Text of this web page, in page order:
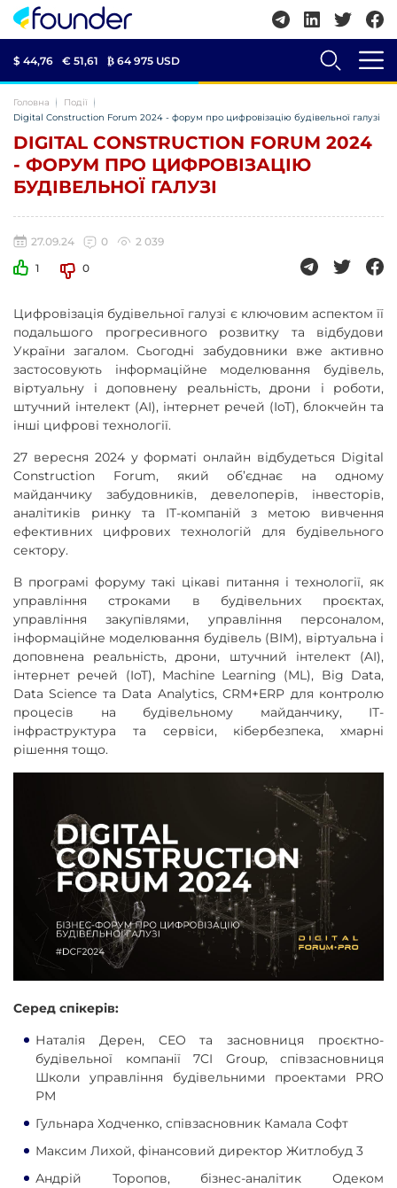
$ 44,76 € 51,61 ₿ 64 975 USD
Головна
Події
Digital Construction Forum 2024 - форум про цифровізацію будівельної галузі
DIGITAL CONSTRUCTION FORUM 2024
- ФОРУМ ПРО ЦИФРОВІЗАЦІЮ
БУДІВЕЛЬНОЇ ГАЛУЗІ
27.09.24 0
2 039
1
0
Цифровізація будівельної галузі є ключовим аспектом її
подальшого прогресивного розвитку та відбудови
України загалом. Сьогодні забудовники вже активно
застосовують інформаційне моделювання будівель,
віртуальну і доповнену реальність, дрони і роботи,
штучний інтелект (AI), інтернет речей (IoT), блокчейн та
інші цифрові технології.
27 вересня 2024 у форматі онлайн відбудеться Digital
Construction Forum, який об’єднає на одному
майданчику забудовників, девелоперів, інвесторів,
аналітиків ринку та ІТ-компаній з метою вивчення
ефективних цифрових технологій для будівельного
сектору.
В програмі форуму такі цікаві питання і технології, як
управління строками в будівельних проєктах,
управління закупівлями, управління персоналом,
інформаційне моделювання будівель (BIM), віртуальна і
доповнена реальність, дрони, штучний інтелект (AI),
інтернет речей (IoT), Machine Learning (ML), Big Data,
Data Science та Data Analytics, CRM+ERP для контролю
процесів на будівельному майданчику, ІТ-
інфраструктура та сервіси, кібербезпека, хмарні
рішення тощо.
Серед спікерів:
Наталія Дерен, CEO та засновниця проєктно-
будівельної компанії 7CI Group, співзасновниця
Школи управління будівельними проектами PRO
PM
Гульнара Ходченко, співзасновник Камала Софт
Максим Лихой, фінансовий директор Житлобуд 3
Андрій Торопов, бізнес-аналітик Одеком